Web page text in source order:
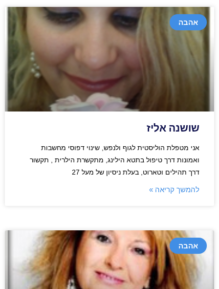
אהבה
שושנה אליז
אני מטפלת הוליסטית לגוף ולנפש, שינוי דפוסי מחשבות
ואמונות דרך טיפול בתטא הילינג, מתקשרת הילרית , תקשור
דרך תהילים וטארוט, בעלת ניסיון של מעל 27
להמשך קריאה »
אהבה